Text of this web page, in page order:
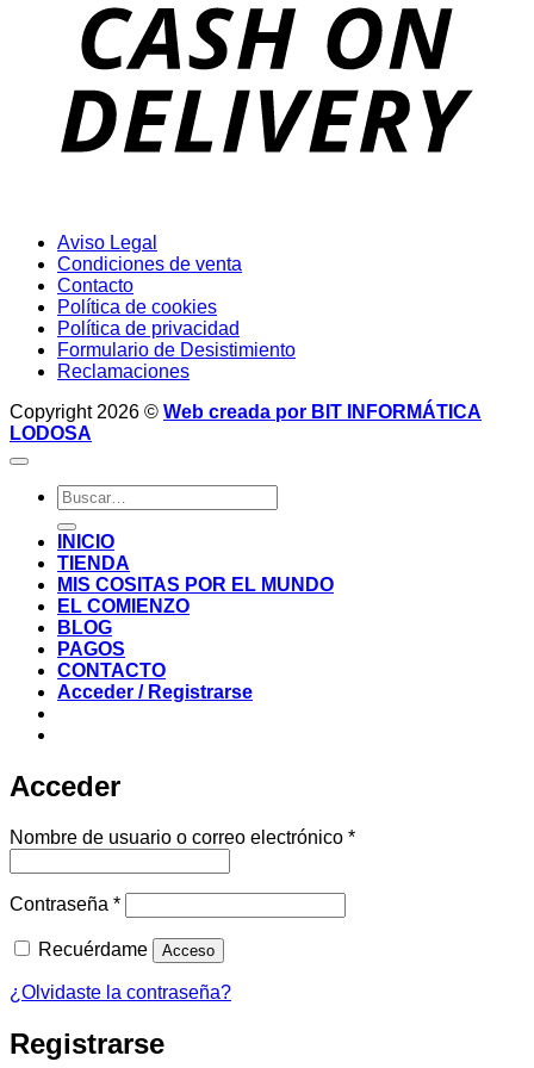
Aviso Legal
Condiciones de venta
Contacto
Política de cookies
Política de privacidad
Formulario de Desistimiento
Reclamaciones
Copyright 2026 © Web creada por BIT INFORMÁTICA
LODOSA
Buscar
por:
INICIO
TIENDA
MIS COSITAS POR EL MUNDO
EL COMIENZO
BLOG
PAGOS
CONTACTO
Acceder / Registrarse
Acceder
Nombre de usuario o correo electrónico *Obligatorio
Contraseña *Obligatorio
Recuérdame Acceso
¿Olvidaste la contraseña?
Registrarse